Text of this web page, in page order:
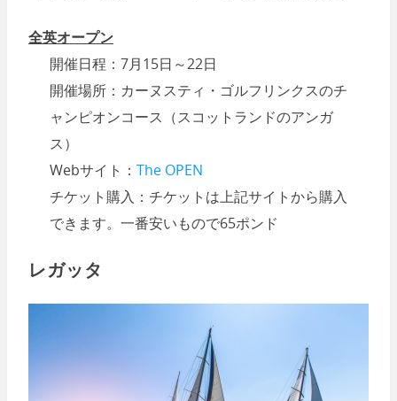
全英オープン
開催日程：7月15日～22日
開催場所：カーヌスティ・ゴルフリンクスのチ
ャンピオンコース（スコットランドのアンガ
ス）
Webサイト： The OPEN
チケット購入：チケットは上記サイトから購入
できます。一番安いもので65ポンド
レガッタ